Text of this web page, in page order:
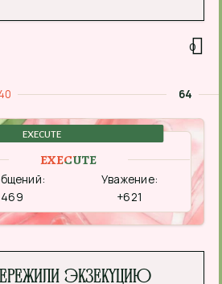
0
64
EXECUTE
EXECUTE
469
Уважение:
+621
экзекуцию